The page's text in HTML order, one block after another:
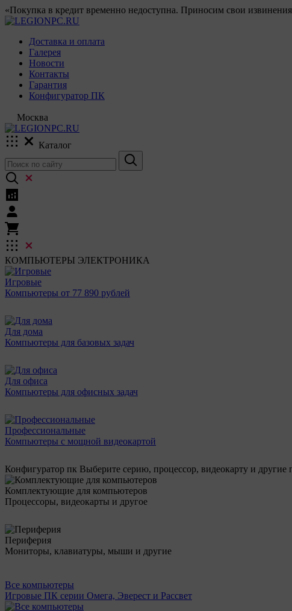
«Покупка в кредит временно недоступна. Приносим свои
Доставка и оплата
Галерея
Новости
Контакты
Гарантия
Конфигуратор ПК
Москва
Каталог
КОМПЬЮТЕРЫ ЭЛЕКТРОНИКА
Игровые
Компьютеры от 77 890 рублей
Для дома
Компьютеры для базовых задач
Для офиса
Компьютеры для офисных задач
Профессиональные
Компьютеры с мощной видеокартой
Конфигуратор пк Выберите серию, процессор, видеокарту и
Комплектующие для компьютеров
Процессоры, видеокарты и другое
Периферия
Мониторы, клавиатуры, мыши и другие
Все компьютеры
Игровые ПК серии Омега, Эверест и Рассвет